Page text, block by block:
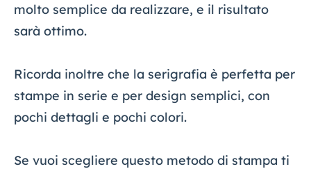
molto semplice da realizzare, e il risultato
sarà ottimo.
Ricorda inoltre che la serigrafia è perfetta per
stampe in serie e per design semplici, con
pochi dettagli e pochi colori.
Se vuoi scegliere questo metodo di stampa ti